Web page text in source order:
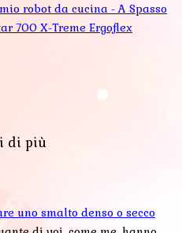
robot da cucina - A Spasso
700 X-Treme Ergoflex
di più
uno smalto denso o secco